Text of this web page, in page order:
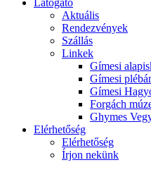
Látogató
Aktuális
Rendezvények
Szállás
Linkek
Gímesi
Gímesi
Gímesi
Forgách
Ghymes
Elérhetőség
Elérhetőség
Írjon nekünk